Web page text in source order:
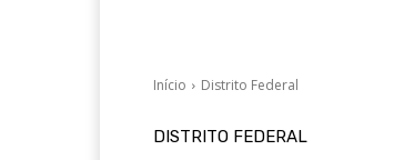
Início Distrito Federal
DISTRITO FEDERAL